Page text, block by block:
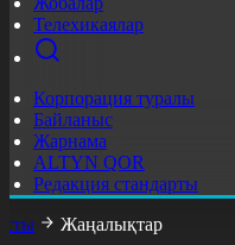
Телехикаялар
Корпорация туралы
Байланыс
Жарнама
ALTYN QOR
Редакция стандарты
Жаңалықтар